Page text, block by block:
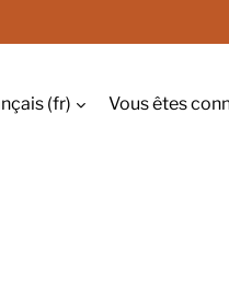
la saisie de
‎(fr)‎ Vous êtes